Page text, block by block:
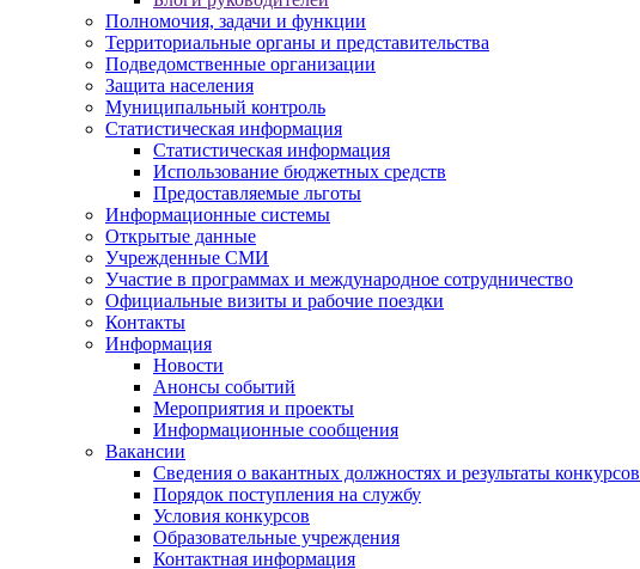
Полномочия, задачи и функции
Территориальные органы и представительства
Подведомственные организации
Защита населения
Муниципальный контроль
Статистическая информация
Статистическая информация
Использование бюджетных средств
Предоставляемые льготы
Информационные системы
Открытые данные
Учрежденные СМИ
Участие в программах и международное сотрудничество
Официальные визиты и рабочие поездки
Контакты
Информация
Новости
Анонсы событий
Мероприятия и проекты
Информационные сообщения
Вакансии
Сведения о вакантных должностях и результаты конкурсов
Порядок поступления на службу
Условия конкурсов
Образовательные учреждения
Контактная информация